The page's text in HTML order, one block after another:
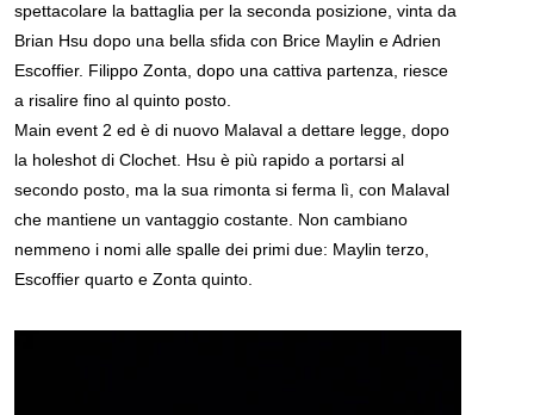
spettacolare la battaglia per la seconda posizione, vinta da
Brian Hsu dopo una bella sfida con Brice Maylin e Adrien
Escoffier. Filippo Zonta, dopo una cattiva partenza, riesce
a risalire fino al quinto posto.
Main event 2 ed è di nuovo Malaval a dettare legge, dopo
la holeshot di Clochet. Hsu è più rapido a portarsi al
secondo posto, ma la sua rimonta si ferma lì, con Malaval
che mantiene un vantaggio costante. Non cambiano
nemmeno i nomi alle spalle dei primi due: Maylin terzo,
Escoffier quarto e Zonta quinto.